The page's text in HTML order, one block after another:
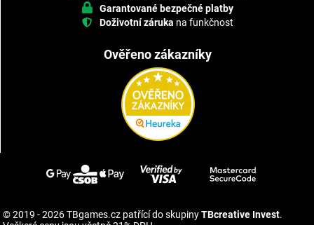
Garantované bezpečné platby
Doživotní záruka na funkčnost
Ověřeno zákazníky
© 2019 - 2026 TBgames.cz patřící do skupinyTBcreative Invest.